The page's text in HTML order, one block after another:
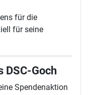
für die
für seine
DSC-Goch
Spendenaktion